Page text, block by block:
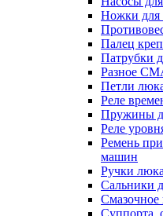
Ножки для
Палец
Патрубки
Разное
Петли
Реле
Пружины
Реле
Ремень
машин
Ручки
Сальники
Суппорта,